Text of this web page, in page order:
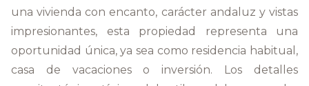
una vivienda con encanto, carácter andaluz y vistas
impresionantes, esta propiedad representa una
oportunidad única, ya sea como residencia habitual,
casa de vacaciones o inversión. Los detalles